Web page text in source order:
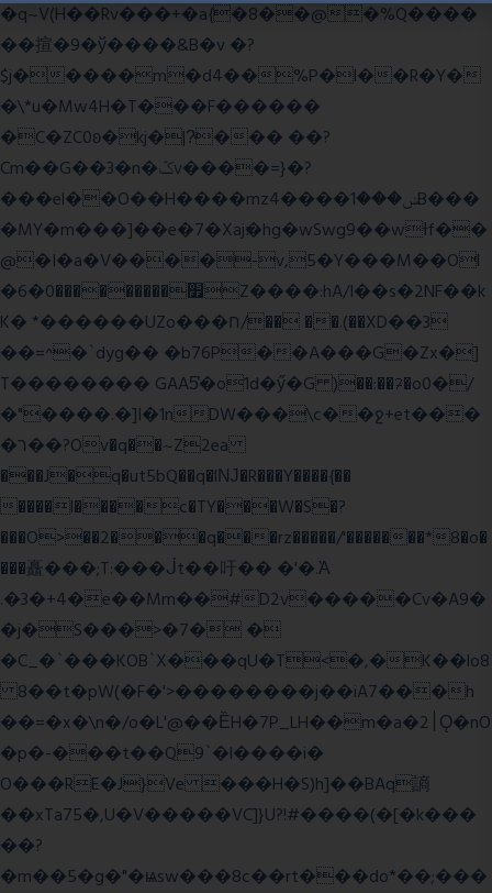
�q~V(H��Rv���+�a{�8��@�%Q����
��揎�9�ў����&B�v �?
$j�����m�d4��%P�l��R�Y�
�\*u�Mw4H�T���F������
�C�ZC0ʚ�kj�|?ͮ��� ��?
Cm��G��3�n�ݣv����=}�?
���el��O��H����mzݾ���1����4B���
�MY�m���]��e�7�Xaj׃�hg�wSwg9��wƗf��
@�I�a�V����-v,5�Y���M��Ol
�׿���������0�6Z����:hA/I��s�2NF��k
K� *������UZo���ח/�� ��.(��XD��3
��=^�`dyg�� �b76P��A���G�Zx�]
T�������� GAA5̔�o1d�ӳ�G )��:��ℱ�o0�/
�"����.�]I�1nDW���\c��ջ+et���
�ר��?Ov�q��~Z2ea
���J�q�ut5bQ��q�lǊ�R���Y����{��
����l����c�TY���W�S�?
���O>��2���q���rz�����/'�������*8�o�
���矗���;T:���ᒎt��吁�� �'�.Ὰ
.�3�+4�e��Mm��#D2v�����Cv�A9�
�j�S���>�7� �
�C_�`���KOB`X���qU�T<�,�K��lo8
8��t�pW(�F�'>��������j��iA7���h
��=�x�\n�/o�L'@��ȄH�7P_LH��m�a�2׀Ǫ�nO
�p�-���t��Q9`�l����i�
O���RE�J}Ve ���H�S)h]��BAq謪
��xTa75�,U�V�����VC]}U?!#����(�[�k���
��?
�m��5�g�"�ѩsw���8c��rt���do*��;���